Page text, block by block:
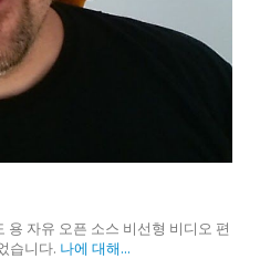
용 자유 오픈 소스 비선형 비디오 편
습니다. 나에 대해...